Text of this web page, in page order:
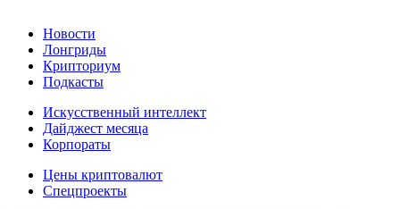
Новости
Лонгриды
Крипториум
Подкасты
Искусственный интеллект
Дайджест месяца
Корпораты
Цены криптовалют
Спецпроекты